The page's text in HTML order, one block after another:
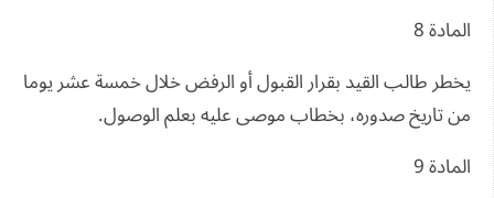
المادة 8
يخطر طالب القيد بقرار القبول أو الرفض خلال خمسة عشر يوما
من تاريخ صدوره، بخطاب موصى عليه بعلم الوصول.
المادة 9